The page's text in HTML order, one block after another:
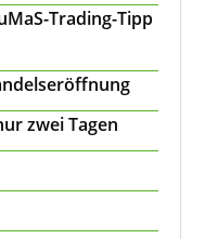
Trading-Tipp
zwei Tagen